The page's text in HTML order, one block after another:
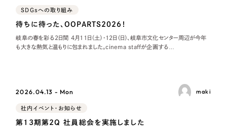
SDGsへの取り組み
待ちに待った、OOPARTS2026！
岐阜の春を彩る2日間 4月11日（土）・12日（日）、岐阜市文化センター周辺が今年
も大きな熱気と温もりに包まれました。cinema staffが企画する
2026.04.13 - Mon maki
社内イベント・お知らせ
第13期第2Q 社員総会を実施しました